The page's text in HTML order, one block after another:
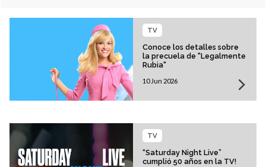
Conoce los detalles sobre
la precuela de "Legalmente
Rubia"
TV
10 Jun 2026
“Saturday Night Live”
cumplió 50 años en la TV!
TV